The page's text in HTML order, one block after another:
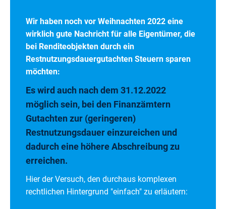
Wir haben noch vor Weihnachten 2022 eine
wirklich gute Nachricht für alle Eigentümer, die
bei Renditeobjekten durch ein
Restnutzungsdauergutachten Steuern sparen
möchten:
Es wird auch nach dem 31.12.2022
möglich sein, bei den Finanzämtern
Gutachten zur (geringeren)
Restnutzungsdauer einzureichen und
dadurch eine höhere Abschreibung zu
erreichen.
Hier der Versuch, den durchaus komplexen
rechtlichen Hintergrund "einfach" zu erläutern: